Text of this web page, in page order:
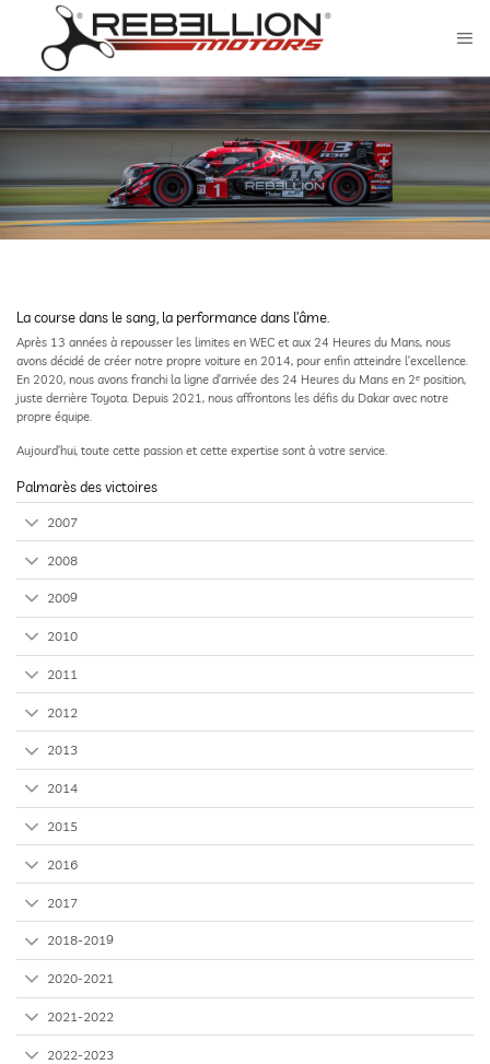
La course dans le sang, la performance dans l’âme.
Après 13 années à repousser les limites en WEC et aux 24 Heures du Mans, nous
avons décidé de créer notre propre voiture en 2014, pour enfin atteindre l’excellence.
En 2020, nous avons franchi la ligne d’arrivée des 24 Heures du Mans en 2ᵉ position,
juste derrière Toyota. Depuis 2021, nous affrontons les défis du Dakar avec notre
propre équipe.
Aujourd’hui, toute cette passion et cette expertise sont à votre service.
Palmarès des victoires
2007
2008
2009
2010
2011
2012
2013
2014
2015
2016
2017
2018-2019
2020-2021
2021-2022
2022-2023